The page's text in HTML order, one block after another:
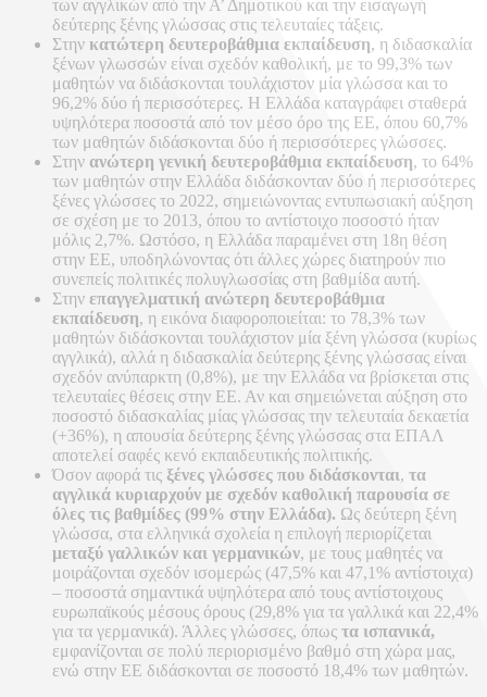
των αγγλικών από την Α’ Δημοτικού και την εισαγωγή
δεύτερης ξένης γλώσσας στις τελευταίες τάξεις.
Στην κατώτερη δευτεροβάθμια εκπαίδευση, η διδασκαλία
ξένων γλωσσών είναι σχεδόν καθολική, με το 99,3% των
μαθητών να διδάσκονται τουλάχιστον μία γλώσσα και το
96,2% δύο ή περισσότερες. Η Ελλάδα καταγράφει σταθερά
υψηλότερα ποσοστά από τον μέσο όρο της ΕΕ, όπου 60,7%
των μαθητών διδάσκονται δύο ή περισσότερες γλώσσες.
Στην ανώτερη γενική δευτεροβάθμια εκπαίδευση, το 64%
των μαθητών στην Ελλάδα διδάσκονταν δύο ή περισσότερες
ξένες γλώσσες το 2022, σημειώνοντας εντυπωσιακή αύξηση
σε σχέση με το 2013, όπου το αντίστοιχο ποσοστό ήταν
μόλις 2,7%. Ωστόσο, η Ελλάδα παραμένει στη 18η θέση
στην ΕΕ, υποδηλώνοντας ότι άλλες χώρες διατηρούν πιο
συνεπείς πολιτικές πολυγλωσσίας στη βαθμίδα αυτή.
Στην επαγγελματική ανώτερη δευτεροβάθμια
εκπαίδευση, η εικόνα διαφοροποιείται: το 78,3% των
μαθητών διδάσκονται τουλάχιστον μία ξένη γλώσσα (κυρίως
αγγλικά), αλλά η διδασκαλία δεύτερης ξένης γλώσσας είναι
σχεδόν ανύπαρκτη (0,8%), με την Ελλάδα να βρίσκεται στις
τελευταίες θέσεις στην ΕΕ. Αν και σημειώνεται αύξηση στο
ποσοστό διδασκαλίας μίας γλώσσας την τελευταία δεκαετία
(+36%), η απουσία δεύτερης ξένης γλώσσας στα ΕΠΑΛ
αποτελεί σαφές κενό εκπαιδευτικής πολιτικής.
Όσον αφορά τις ξένες γλώσσες που διδάσκονται, τα
αγγλικά κυριαρχούν με σχεδόν καθολική παρουσία σε
όλες τις βαθμίδες (99% στην Ελλάδα). Ως δεύτερη ξένη
γλώσσα, στα ελληνικά σχολεία η επιλογή περιορίζεται
μεταξύ γαλλικών και γερμανικών, με τους μαθητές να
μοιράζονται σχεδόν ισομερώς (47,5% και 47,1% αντίστοιχα)
– ποσοστά σημαντικά υψηλότερα από τους αντίστοιχους
ευρωπαϊκούς μέσους όρους (29,8% για τα γαλλικά και 22,4%
για τα γερμανικά). Άλλες γλώσσες, όπως τα ισπανικά,
εμφανίζονται σε πολύ περιορισμένο βαθμό στη χώρα μας,
ενώ στην ΕΕ διδάσκονται σε ποσοστό 18,4% των μαθητών.